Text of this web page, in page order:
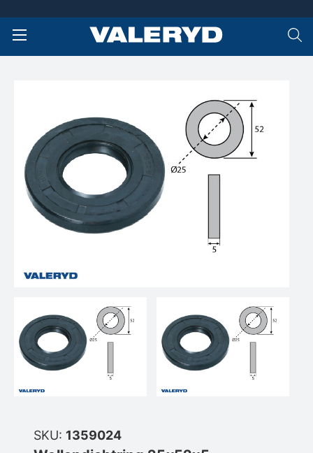
SKU: 1359024